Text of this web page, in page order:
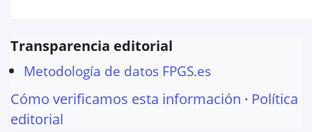
Transparencia editorial
Metodología de datos FPGS.es
Cómo verificamos esta información · Política
editorial